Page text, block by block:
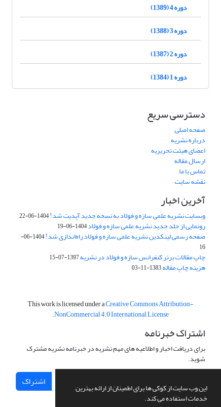
این وب سایت از کوکی ها برای اطمینان از ارائه بهترین
خدمات استفاده می کند.
دوره 4 (1389)
دوره 3 (1388)
دوره 2 (1387)
دوره 1 (1384)
دسترسی سریع
صفحه اصلی
درباره نشریه
اعضای هیئت تحریریه
ارسال مقاله
تماس با ما
نقشه سایت
آخرین اخبار
وبسایت نشریه علمی سازه و فولاد به نسخه جدید آپدیت شد!1404-06-22
رونمایی از جلد جدید نشریه علمی سازه و فولاد1404-06-19
صفحه رسمی لینکدین نشریه علمی سازه و فولاد راه‌اندازی شد!
1404-06-
16
چاپ مقالات برتر کنفرانس سازه و فولاد در نشریه1397-07-15
هزینه چاپ مقاله1383-11-03
This work is licensed under aCreative Commons Attribution-
NonCommercial 4.0 International License
.
اشتراک خبرنامه
برای دریافت اخبار و اطلاعیه های مهم نشریه در خبرنامه نشریه مشترک
شوید.
اشتراک